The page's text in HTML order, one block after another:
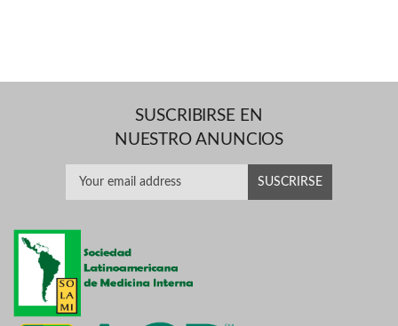
SUSCRIBIRSE EN
NUESTRO ANUNCIOS